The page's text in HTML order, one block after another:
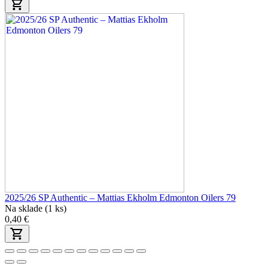
2025/26 SP Authentic – Mattias Ekholm Edmonton Oilers 79
Na sklade (1 ks)
0,40 €